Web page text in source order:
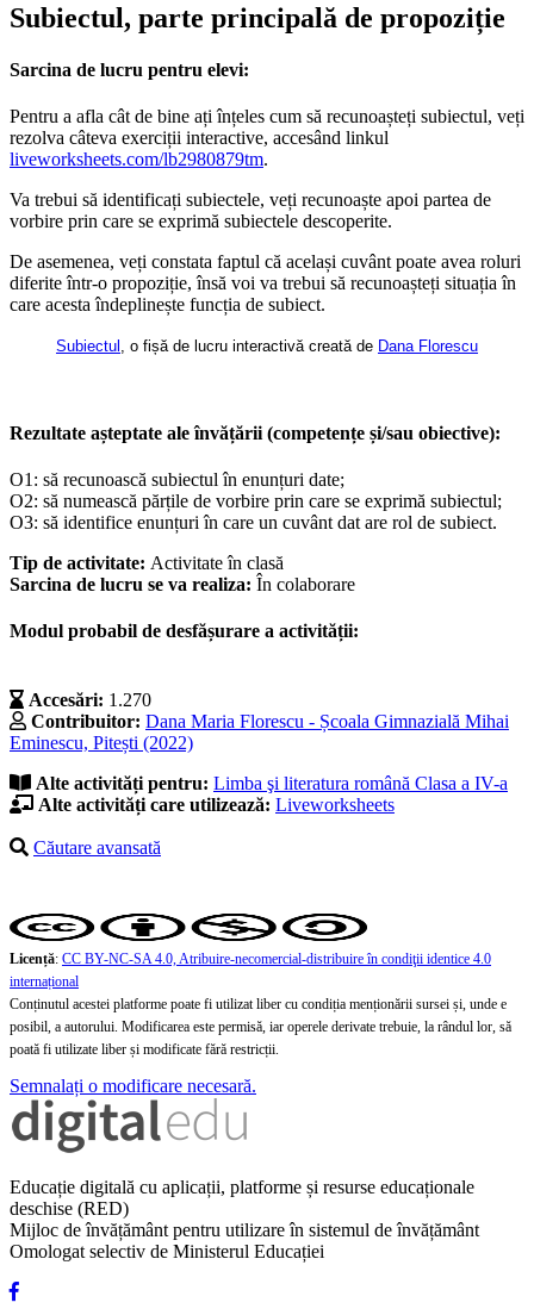
Subiectul, parte principală de propoziție
Sarcina de lucru pentru elevi:
Pentru a afla cât de bine ați înțeles cum să recunoașteți subiectul, veți
rezolva câteva exerciții interactive, accesând linkul
liveworksheets.com/lb2980879tm.
Va trebui să identificați subiectele, veți recunoaște apoi partea de
vorbire prin care se exprimă subiectele descoperite.
De asemenea, veți constata faptul că același cuvânt poate avea roluri
diferite într-o propoziție, însă voi va trebui să recunoașteți situația în
care acesta îndeplinește funcția de subiect.
Subiectul , o fișă de lucru interactivă creată de Dana Florescu
Rezultate așteptate ale învățării (competențe și/sau obiective):
O1: să recunoască subiectul în enunțuri date;
O2: să numească părțile de vorbire prin care se exprimă subiectul;
O3: să identifice enunțuri în care un cuvânt dat are rol de subiect.
Tip de activitate: Activitate în clasă
Sarcina de lucru se va realiza: În colaborare
Modul probabil de desfășurare a activității:
Accesări: 1.270
Contribuitor: Dana Maria Florescu - Școala Gimnazială Mihai
Eminescu, Pitești (2022)
Alte activități pentru: Limba şi literatura română Clasa a IV-a
Alte activități care utilizează: Liveworksheets
Căutare avansată
Licență: CC BY-NC-SA 4.0, Atribuire-necomercial-distribuire în condiţii identice 4.0
internațional
Conținutul acestei platforme poate fi utilizat liber cu condiția menționării sursei și, unde e
posibil, a autorului. Modificarea este permisă, iar operele derivate trebuie, la rândul lor, să
poată fi utilizate liber și modificate fără restricții.
Semnalați o modificare necesară.
Educație digitală cu aplicații, platforme și resurse educaționale
deschise (RED)
Mijloc de învățământ pentru utilizare în sistemul de învățământ
Omologat selectiv de Ministerul Educației